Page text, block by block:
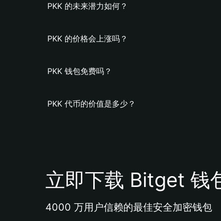
PKK 的未来潜力如何？
PKK 的价格会上涨吗？
PKK 钱包免费吗？
PKK 代币的价值是多少？
立即下载 Bitget 钱
4000 万用户信赖的最佳安全加密钱包